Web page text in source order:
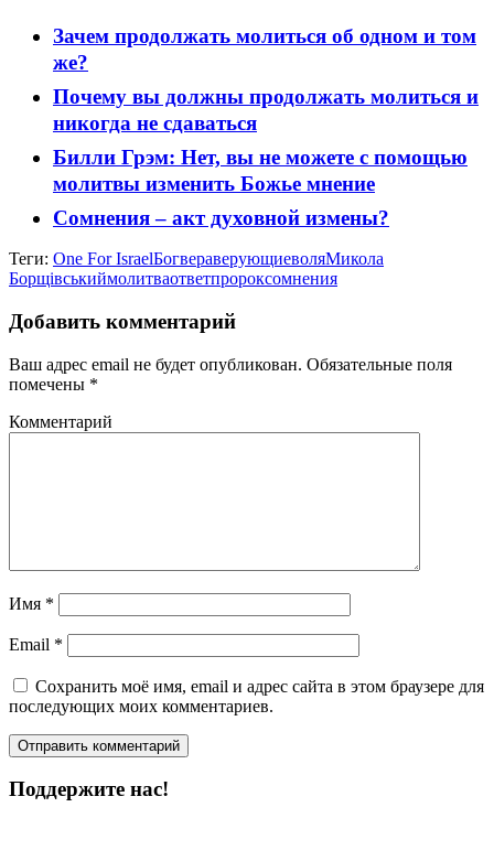
Зачем продолжать молиться об одном и том
же?
Почему вы должны продолжать молиться и
никогда не сдаваться
Билли Грэм: Нет, вы не можете с помощью
молитвы изменить Божье мнение
Сомнения – акт духовной измены?
Теги: One For IsraelБогвераверующиеволяМикола
Борщівськиймолитваответпророксомнения
Добавить комментарий
Ваш адрес email не будет опубликован. Обязательные поля
помечены *
Комментарий
Имя *
Email *
Сохранить моё имя, email и адрес сайта в этом браузере для
последующих моих комментариев.
Поддержите нас!